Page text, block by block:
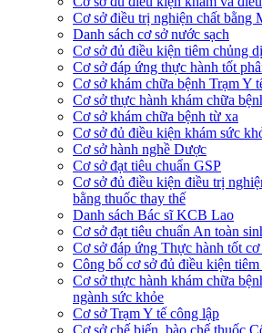
Cơ sở điều trị nghiện chất bằng
Danh sách cơ sở nước sạch
Cơ sở đủ điều kiện tiêm chủng
Cơ sở đáp ứng thực hành tốt
Cơ sở khám chữa bệnh Trạm Y
Cơ sở thực hành khám chữa
Cơ sở khám chữa bệnh từ xa
Cơ sở đủ điều kiện khám sức
Cơ sở hành nghề Dược
Cơ sở đạt tiêu chuẩn GSP
Cơ sở đủ điều kiện điều trị
bằng thuốc thay thế
Danh sách Bác sĩ KCB Lao
Cơ sở đạt tiêu chuẩn An toàn
Cơ sở đáp ứng Thực hành tốt
Công bố cơ sở đủ điều kiện
Cơ sở thực hành khám chữa
ngành sức khỏe
Cơ sở Trạm Y tế công lập
Cơ sở chế biến, bào chế thuốc